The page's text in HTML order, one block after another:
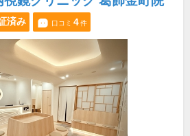
済み 口コミ 4件